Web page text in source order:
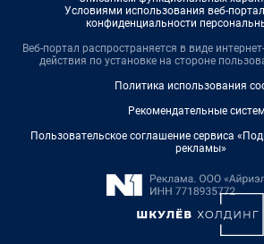
Условиями использования веб-
конфиденциальности
Веб-портал распространяется в виде
действия по установке на стороне
Политика использования
Рекомендательные
Пользовательское соглашение сервиса
рекламы»